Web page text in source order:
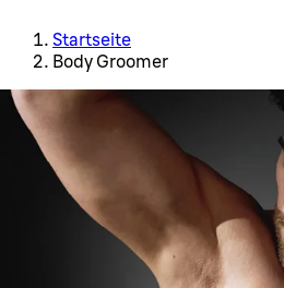
Startseite
Body Groomer